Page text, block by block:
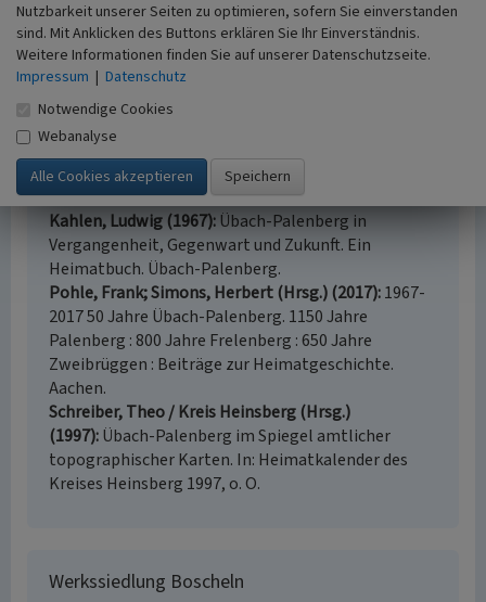
Buschmann, Walter (1998) Zechen und Kokereien
im rheinischen Steinkohlenbergbau.. Aachener
Revier und westliches Ruhrgebiet. (Die Bau- und
Kunstdenkmäler des Rheinlandes 1.) Berlin.
Esser, Reinhold (1996)
Magnus. Alsdorf.
Fehl, Gerhard (Hrsg.) (1988)
Aachener Revier. Dokumentation zur
Wanderausstellung, seit 1986. Aachen.
Kahlen, Ludwig (1967) Übach-Palenberg in
Vergangenheit, Gegenwart und Zukunft. Ein
Heimatbuch. Übach-Palenberg.
Pohle, Frank; Simons, Herbert (Hrsg.) (2017) 1967-
2017 50 Jahre Übach-Palenberg. 1150 Jahre
Palenberg : 800 Jahre Frelenberg : 650 Jahre
Zweibrüggen : Beiträge zur Heimatgeschichte.
Aachen.
Schreiber, Theo / Kreis Heinsberg (Hrsg.)
(1997) Übach-Palenberg im Spiegel amtlicher
topographischer Karten. In: Heimatkalender des
Kreises Heinsberg 1997, o. O.
Werkssiedlung Boscheln
Nutzbarkeit unserer Seiten zu optimieren, sofern Sie einverstanden
sind. Mit Anklicken des Buttons erklären Sie Ihr Einverständnis.
Weitere Informationen finden Sie auf unserer Datenschutzseite.
Impressum | Datenschutz
Notwendige Cookies
Webanalyse